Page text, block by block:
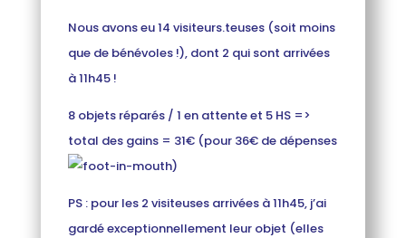
Nous avons eu 14 visiteurs.teuses (soit moins
que de bénévoles !), dont 2 qui sont arrivées
à 11h45 !
8 objets réparés / 1 en attente et 5 HS =>
total des gains = 31€ (pour 36€ de dépenses
)
PS : pour les 2 visiteuses arrivées à 11h45, j’ai
gardé exceptionnellement leur objet (elles